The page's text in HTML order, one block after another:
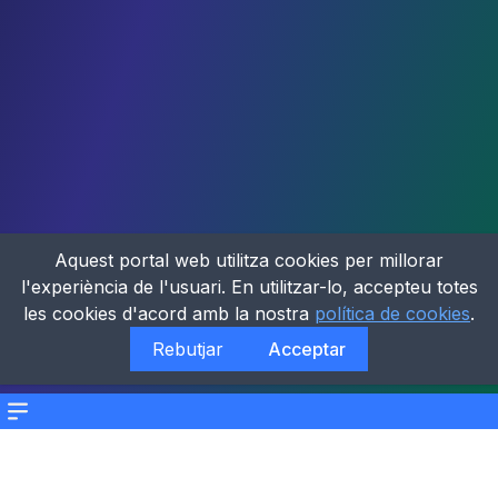
Menu
Aquest portal web utilitza cookies per millorar
l'experiència de l'usuari. En utilitzar-lo, accepteu totes
les cookies d'acord amb la nostra política de cookies.
Rebutjar
Acceptar